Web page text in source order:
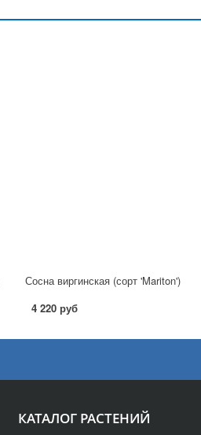
Сосна виргинская (сорт 'Mariton')
4 220 руб
КАТАЛОГ РАСТЕНИЙ